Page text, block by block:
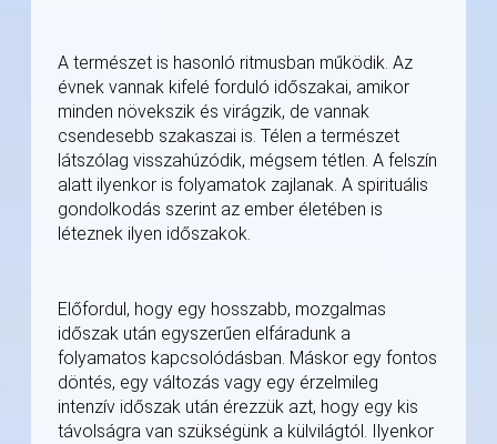
A természet is hasonló ritmusban működik. Az
évnek vannak kifelé forduló időszakai, amikor
minden növekszik és virágzik, de vannak
csendesebb szakaszai is. Télen a természet
látszólag visszahúzódik, mégsem tétlen. A felszín
alatt ilyenkor is folyamatok zajlanak. A spirituális
gondolkodás szerint az ember életében is
léteznek ilyen időszakok.
Előfordul, hogy egy hosszabb, mozgalmas
időszak után egyszerűen elfáradunk a
folyamatos kapcsolódásban. Máskor egy fontos
döntés, egy változás vagy egy érzelmileg
intenzív időszak után érezzük azt, hogy egy kis
távolságra van szükségünk a külvilágtól. Ilyenkor